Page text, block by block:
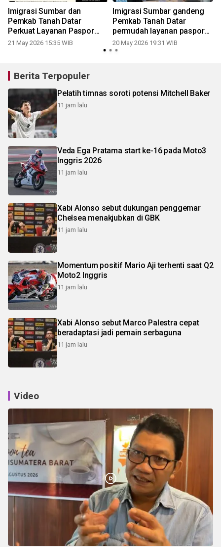
Imigrasi Sumbar dan
Pemkab Tanah Datar
Perkuat Layanan Paspor
serta Keimigrasian
21 May 2026 15:35 WIB
Imigrasi Sumbar gandeng
Pemkab Tanah Datar
permudah layanan paspor
dan keimigrasian
20 May 2026 19:31 WIB
Berita Terpopuler
Pelatih timnas soroti potensi Mitchell Baker
11 jam lalu
Veda Ega Pratama start ke-16 pada Moto3
Inggris 2026
11 jam lalu
Xabi Alonso sebut dukungan penggemar
Chelsea menakjubkan di GBK
11 jam lalu
Momentum positif Mario Aji terhenti saat Q2
Moto2 Inggris
11 jam lalu
Xabi Alonso sebut Marco Palestra cepat
beradaptasi jadi pemain serbaguna
11 jam lalu
Video